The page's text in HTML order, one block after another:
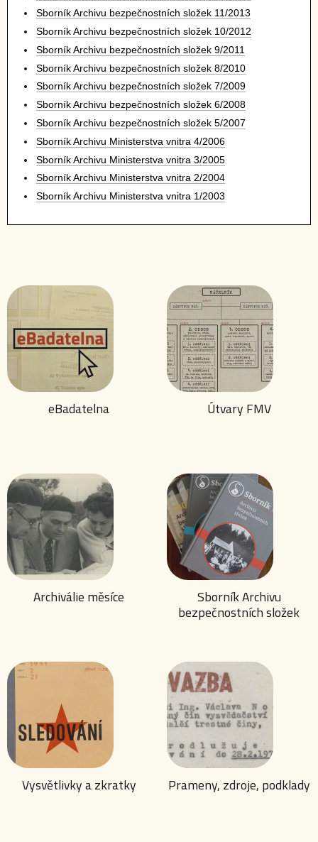
Sborník Archivu bezpečnostních složek 11/2013
Sborník Archivu bezpečnostních složek 10/2012
Sborník Archivu bezpečnostních složek 9/2011
Sborník Archivu bezpečnostních složek 8/2010
Sborník Archivu bezpečnostních složek 7/2009
Sborník Archivu bezpečnostních složek 6/2008
Sborník Archivu bezpečnostních složek 5/2007
Sborník Archivu Ministerstva vnitra 4/2006
Sborník Archivu Ministerstva vnitra 3/2005
Sborník Archivu Ministerstva vnitra 2/2004
Sborník Archivu Ministerstva vnitra 1/2003
eBadatelna Útvary FMV
Archiválie měsíce
Sborník Archivu
bezpečnostních složek
Vysvětlivky a zkratky Prameny, zdroje, podklady